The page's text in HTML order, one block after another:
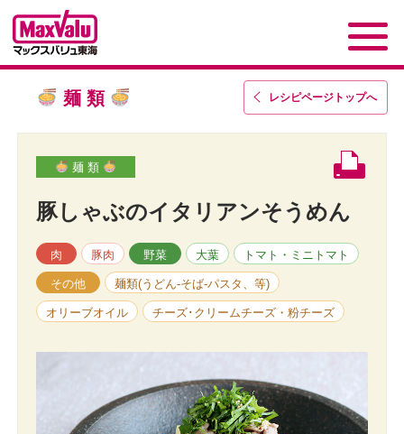
レシピページトップへ
麺 類
麺 類
豚しゃぶのイタリアンそうめん
肉 豚肉 野菜 大葉 トマト・ミニトマト
その他 麺類(うどん-そば-パスタ、等)
オリーブオイル チーズ･クリームチーズ・粉チーズ